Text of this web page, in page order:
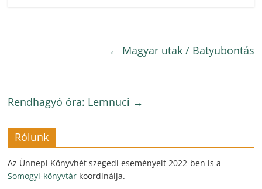
← Magyar utak / Batyubontás
Rendhagyó óra: Lemnuci →
Rólunk
Az Ünnepi Könyvhét szegedi eseményeit 2022-ben is a
Somogyi-könyvtár koordinálja.